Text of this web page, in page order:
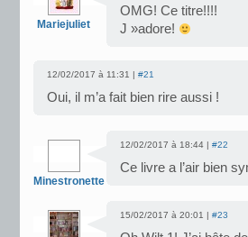
Mariejuliet
OMG! Ce titre!!!!
J »adore!
12/02/2017 à 11:31 | #21
Oui, il m’a fait bien rire aussi !
Minestronette
12/02/2017 à 18:44 | #22
Ce livre a l’air bien
15/02/2017 à 20:01 | #23